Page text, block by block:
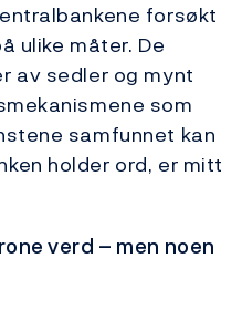
forsøkt
ulike måter. De
av sedler og mynt
som
samfunnet kan
holder ord, er mitt
verd – men noen